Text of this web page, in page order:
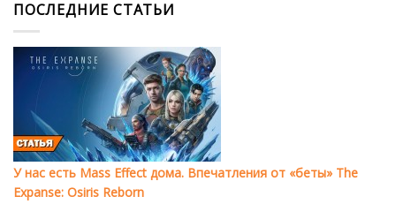
ПОСЛЕДНИЕ СТАТЬИ
У нас есть Mass Effect дома. Впечатления от «беты» The
Expanse: Osiris Reborn